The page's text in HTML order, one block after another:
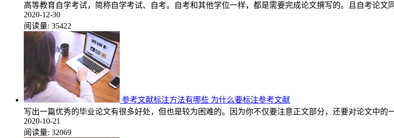
高等教育自学考试，简称自学考试、自考。自考和其他学位一样，都是需要完成论文撰写的。且自考论文
2020-12-30
阅读量: 35422
参考文献标注方法有哪些 为什么要标注参考文献
写出一篇优秀的毕业论文有很多好处，但也是较为困难的。因为你不仅要注意正文部分，还要对论文中的
2020-10-21
阅读量: 32069